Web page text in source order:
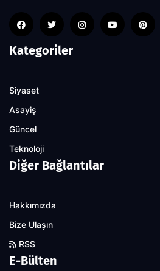
Kategoriler
Siyaset
Asayiş
Güncel
Teknoloji
Diğer Bağlantılar
Hakkımızda
Bize Ulaşın
RSS
E-Bülten